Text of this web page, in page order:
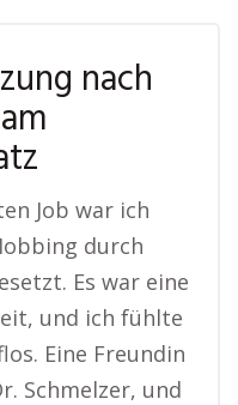
nach
Job war ich
durch
Es war eine
und ich fühlte
Eine Freundin
Schmelzer, und